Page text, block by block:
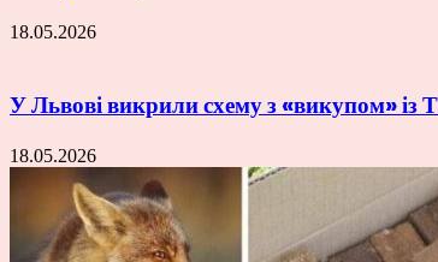
18.05.2026
У Львові викрили схему з «викупом» із
18.05.2026